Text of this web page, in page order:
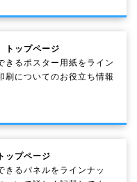
ップページ
きるポスター用紙をライン
刷についてのお役立ち情報
プページ
きるパネルをラインナッ